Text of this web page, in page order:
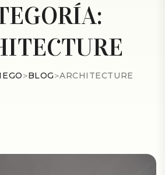
>BLOG>ARCHITECTURE